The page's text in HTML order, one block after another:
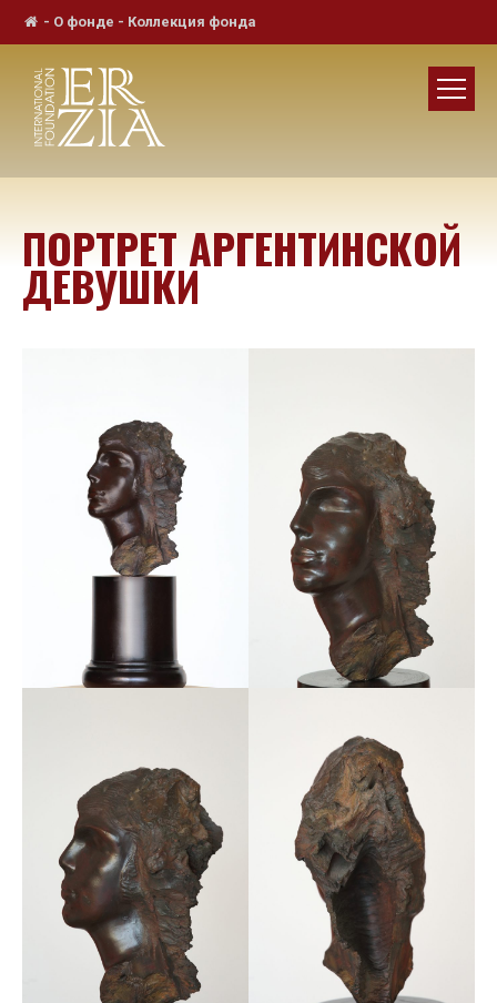
- О фонде - Коллекция фонда
ПОРТРЕТ АРГЕНТИНСКОЙ
ДЕВУШКИ